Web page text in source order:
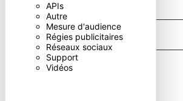
APIs
Autre
Mesure d'audience
Régies publicitaires
Réseaux sociaux
Support
Vidéos** Les données personnelles